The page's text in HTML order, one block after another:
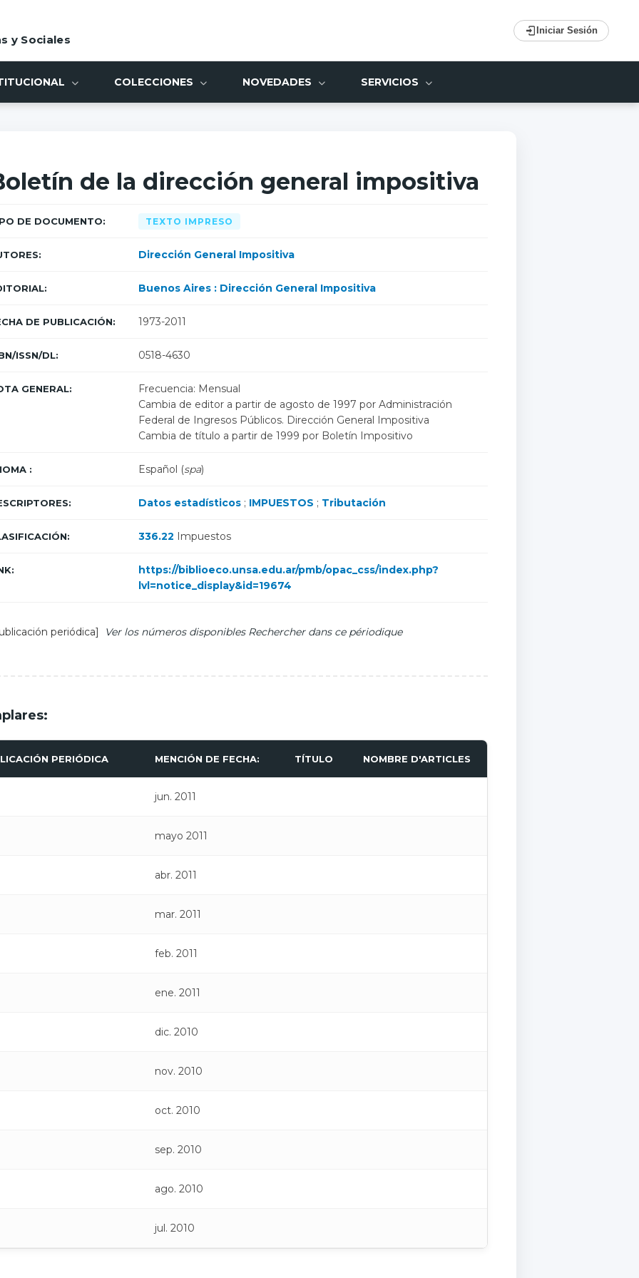
y Sociales
Iniciar Sesión
COLECCIONES NOVEDADES SERVICIOS
de la dirección general impositiva
DE DOCUMENTO: TEXTO IMPRESO
Dirección General Impositiva
Buenos Aires : Dirección General Impositiva
DE PUBLICACIÓN: 1973-2011
ISSN/DL: 0518-4630
GENERAL:
Frecuencia: Mensual
Cambia de editor a partir de agosto de 1997 por Administración
Federal de Ingresos Públicos. Dirección General Impositiva
Cambia de título a partir de 1999 por Boletín Impositivo
: Español (spa)
Datos estadísticos ; IMPUESTOS ; Tributación
336.22 Impuestos
https://biblioeco.unsa.edu.ar/pmb/opac_css/index.php?
lvl=notice_display&id=19674
periódica] Ver los números disponibles Rechercher dans ce périodique
PERIÓDICA MENCIÓN DE FECHA: TÍTULO NOMBRE D'ARTICLES
jun. 2011
mayo 2011
abr. 2011
mar. 2011
feb. 2011
ene. 2011
dic. 2010
nov. 2010
oct. 2010
sep. 2010
ago. 2010
jul. 2010